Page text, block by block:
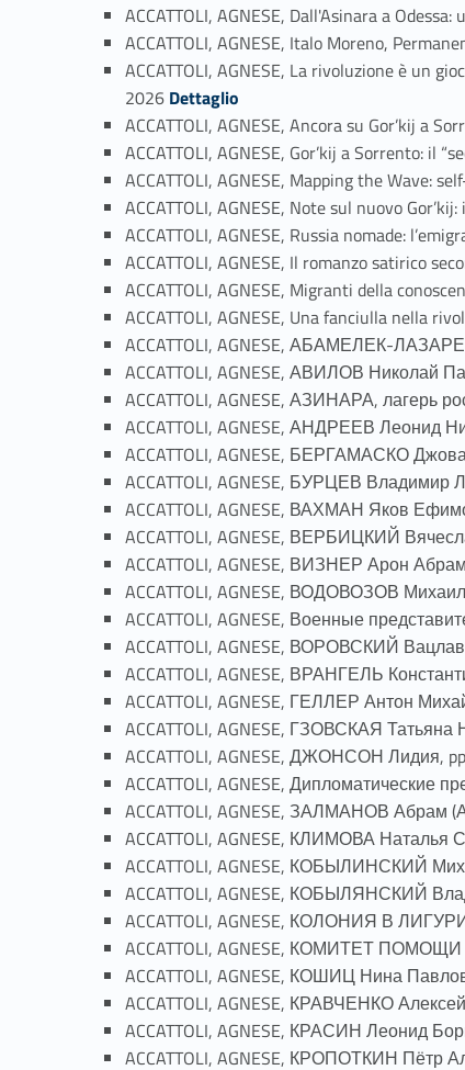
ACCATTOLI, AGNESE, Dall'Asinara a
ACCATTOLI, AGNESE, Italo Moreno,
ACCATTOLI, AGNESE, La rivoluzione è un
2026 Link identifier #identifier_person_4062-24
Dettaglio
ACCATTOLI, AGNESE, Ancora su Gor’kij a
ACCATTOLI, AGNESE, Gor’kij a Sorrento:
ACCATTOLI, AGNESE, Mapping the Wave:
ACCATTOLI, AGNESE, Note sul nuovo
ACCATTOLI, AGNESE, Russia nomade:
ACCATTOLI, AGNESE, Il romanzo satirico
ACCATTOLI, AGNESE, Migranti della
ACCATTOLI, AGNESE, Una fanciulla nella
ACCATTOLI, AGNESE, АБАМЕЛЕК-
ACCATTOLI, AGNESE, АВИЛОВ Николай
ACCATTOLI, AGNESE, АЗИНАРА, лагерь
ACCATTOLI, AGNESE, АНДРЕЕВ Леонид
ACCATTOLI, AGNESE, БЕРГАМАСКО
ACCATTOLI, AGNESE, БУРЦЕВ Владимир
ACCATTOLI, AGNESE, ВАХМАН Яков
ACCATTOLI, AGNESE, ВЕРБИЦКИЙ
ACCATTOLI, AGNESE, ВИЗНЕР Арон
ACCATTOLI, AGNESE, ВОДОВОЗОВ
ACCATTOLI, AGNESE, Военные
ACCATTOLI, AGNESE, ВОРОВСКИЙ
ACCATTOLI, AGNESE, ВРАНГЕЛЬ
ACCATTOLI, AGNESE, ГЕЛЛЕР Антон
ACCATTOLI, AGNESE, ГЗОВСКАЯ
ACCATTOLI, AGNESE, ДЖОНСОН Лидия,
ACCATTOLI, AGNESE, Дипломатические
ACCATTOLI, AGNESE, ЗАЛМАНОВ Абрам
ACCATTOLI, AGNESE, КЛИМОВА Наталья
ACCATTOLI, AGNESE, КОБЫЛИНСКИЙ
ACCATTOLI, AGNESE, КОБЫЛЯНСКИЙ
ACCATTOLI, AGNESE, КОЛОНИЯ В
ACCATTOLI, AGNESE, КОМИТЕТ
ACCATTOLI, AGNESE, КОШИЦ Нина
ACCATTOLI, AGNESE, КРАВЧЕНКО
ACCATTOLI, AGNESE, КРАСИН Леонид
ACCATTOLI, AGNESE, КРОПОТКИН Пётр